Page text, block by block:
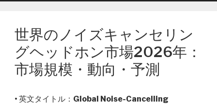
世界のノイズキャンセリン
グヘッドホン市場2026年：
市場規模・動向・予測
• 英文タイトル： Global Noise-Cancelling